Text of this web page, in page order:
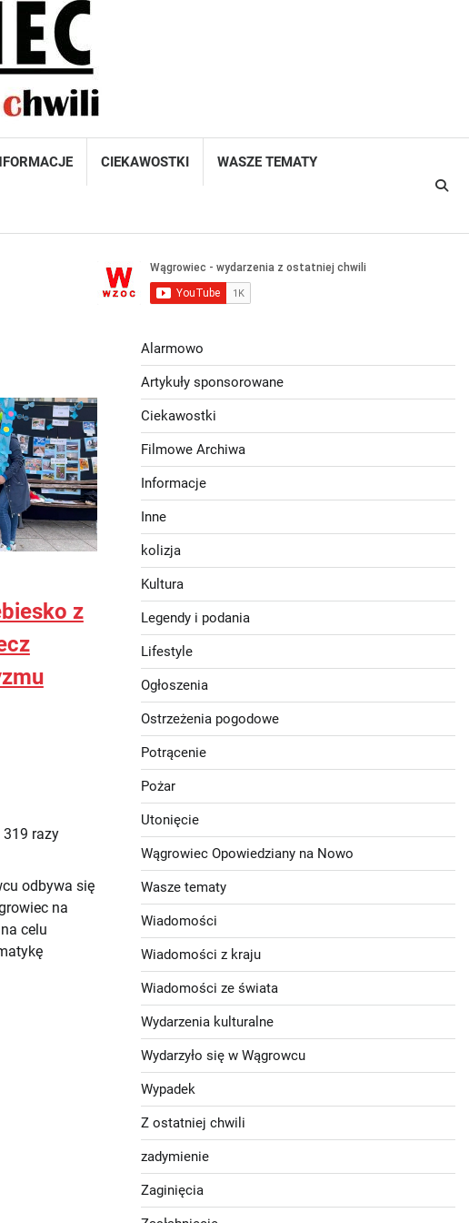
CIEKAWOSTKI WASZE TEMATY
z
razy
odbywa się
na
celu
Alarmowo
Artykuły sponsorowane
Ciekawostki
Filmowe Archiwa
Informacje
Inne
kolizja
Kultura
Legendy i podania
Lifestyle
Ogłoszenia
Ostrzeżenia pogodowe
Potrącenie
Pożar
Utonięcie
Wągrowiec Opowiedziany na Nowo
Wasze tematy
Wiadomości
Wiadomości z kraju
Wiadomości ze świata
Wydarzenia kulturalne
Wydarzyło się w Wągrowcu
Wypadek
Z ostatniej chwili
zadymienie
Zaginięcia